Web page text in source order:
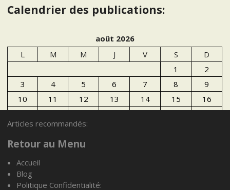
Calendrier des publications:
août 2026
L
M M J V S
D
1
2
3
4 5 6 7 8
9
10
11 12 13 14 15
16
24
25 26
31
Articles recommandés:
Retour au Menu
Accueil
Blog
Politique Confidentialité: